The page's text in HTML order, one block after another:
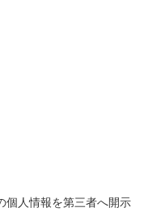
個人情報を第三者へ開示